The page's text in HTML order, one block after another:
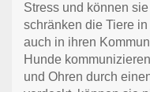
Stress und können
schränken die Tiere
auch in ihren
Hunde
und Ohren durch